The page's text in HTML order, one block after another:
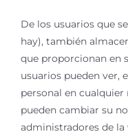
De los usuarios que
hay), también
que proporcionan en
usuarios pueden ver,
personal en
pueden cambiar su
administradores de